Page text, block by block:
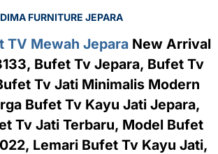
DIMA FURNITURE JEPARA
TV Mewah Jepara New Arrival
Bufet Tv Jepara, Bufet Tv
Tv Jati Minimalis Modern
Bufet Tv Kayu Jati Jepara,
Tv Jati Terbaru, Model Bufet
Lemari Bufet Tv Kayu Jati,